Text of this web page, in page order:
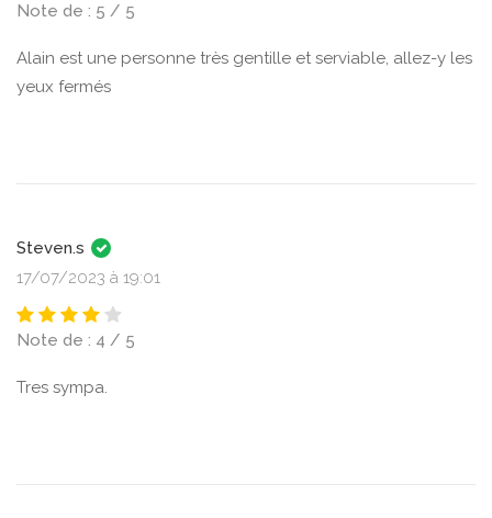
Note de : 5 / 5
Alain est une personne très gentille et serviable, allez-y les
yeux fermés
Steven.s
17/07/2023 à 19:01
Note de : 4 / 5
Tres sympa.